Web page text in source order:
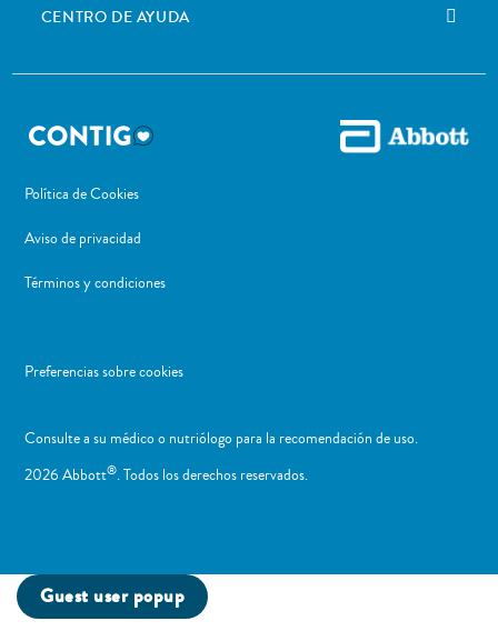
CENTRO DE AYUDA
Política de Cookies
Aviso de privacidad
Términos y condiciones
Preferencias sobre cookies
Consulte a su médico o nutriólogo para la recomendación de uso. ​
2026 Abbott®. Todos los derechos reservados.
Guest user popup